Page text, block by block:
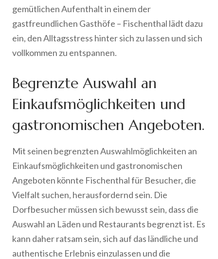
gemütlichen Aufenthalt in einem der
gastfreundlichen Gasthöfe – Fischenthal lädt dazu
ein, den Alltagsstress hinter sich zu lassen und sich
vollkommen zu entspannen.
Begrenzte Auswahl an
Einkaufsmöglichkeiten und
gastronomischen Angeboten.
Mit seinen begrenzten Auswahlmöglichkeiten an
Einkaufsmöglichkeiten und gastronomischen
Angeboten könnte Fischenthal für Besucher, die
Vielfalt suchen, herausfordernd sein. Die
Dorfbesucher müssen sich bewusst sein, dass die
Auswahl an Läden und Restaurants begrenzt ist. Es
kann daher ratsam sein, sich auf das ländliche und
authentische Erlebnis einzulassen und die